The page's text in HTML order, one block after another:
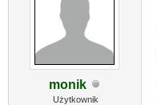
monik
Użytkownik